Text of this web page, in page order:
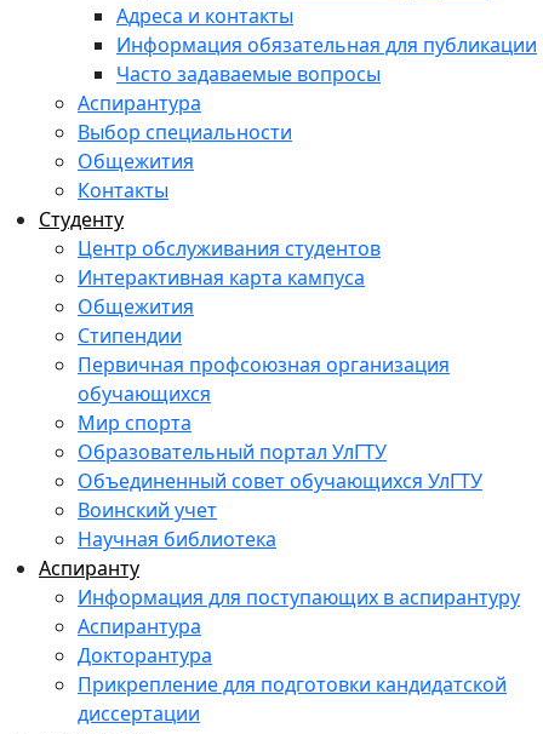
Адреса и контакты
Информация обязательная для публикации
Часто задаваемые вопросы
Аспирантура
Выбор специальности
Общежития
Контакты
Студенту
Центр обслуживания студентов
Интерактивная карта кампуса
Общежития
Стипендии
Первичная профсоюзная организация
обучающихся
Мир спорта
Образовательный портал УлГТУ
Объединенный совет обучающихся УлГТУ
Воинский учет
Научная библиотека
Аспиранту
Информация для поступающих в аспирантуру
Аспирантура
Докторантура
Прикрепление для подготовки кандидатской
диссертации